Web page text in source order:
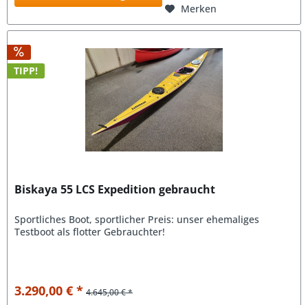
Merken
TIPP!
Biskaya 55 LCS Expedition gebraucht
Sportliches Boot, sportlicher Preis: unser ehemaliges
Testboot als flotter Gebrauchter!
3.290,00 € * 4.645,00 € *